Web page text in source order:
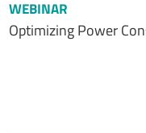
WEBINAR
Optimizing Power